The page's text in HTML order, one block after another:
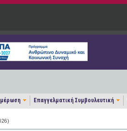
Επαγγελματική Συμβουλευτική